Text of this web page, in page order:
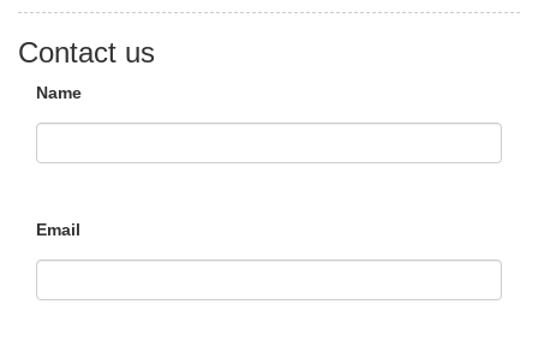
Contact us
Name
Email